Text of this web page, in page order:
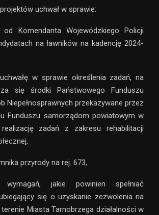
uchwał w sprawie:
od Komendanta Wojewódzkiego Policji
na ławników na kadencję 2024-
w sprawie określenia zadań, na
się środki Państwowego Funduszu
Niepełnosprawnych przekazywane przez
Funduszu samorządom powiatowym w
zadań z zakresu rehabilitacji
przyrody na rej. 673,
jakie powinien spełniać
się o uzyskanie zezwolenia na
Miasta Tarnobrzega działalności w